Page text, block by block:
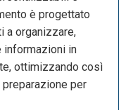
è progettato
a organizzare,
informazioni in
ottimizzando così
per